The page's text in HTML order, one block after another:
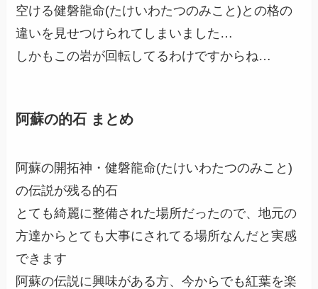
空ける健磐龍命(たけいわたつのみこと)との格の
違いを見せつけられてしまいました…
しかもこの岩が回転してるわけですからね…
阿蘇の的石 まとめ
阿蘇の開拓神・健磐龍命(たけいわたつのみこと)
の伝説が残る的石
とても綺麗に整備された場所だったので、地元の
方達からとても大事にされてる場所なんだと実感
できます
阿蘇の伝説に興味がある方、今からでも紅葉を楽